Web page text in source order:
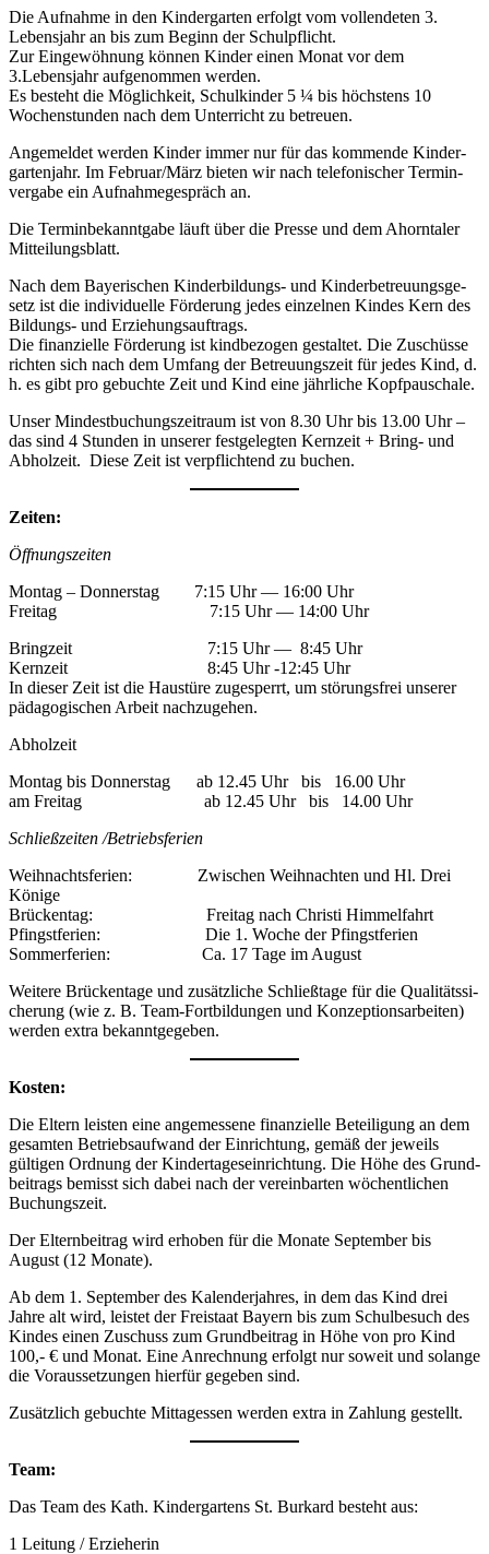
Die Aufnahme in den Kinder­garten erfolgt vom voll­endeten 3.
Lebens­jahr an bis zum Beginn der Schul­pflicht.
Zur Einge­wöh­nung können Kinder einen Monat vor dem
3.Lebensjahr aufge­nommen werden.
Es besteht die Möglich­keit, Schul­kinder 5 ¼ bis höchs­tens 10
Wochen­stunden nach dem Unter­richt zu betreuen.
Ange­meldet werden Kinder immer nur für das kommende Kinder­
gar­ten­jahr. Im Februar/März bieten wir nach tele­fo­ni­scher Termin­
ver­gabe ein Aufnah­me­ge­spräch an.
Die Termin­be­kannt­gabe läuft über die Presse und dem Ahorn­taler
Mitteilungsblatt.
Nach dem Baye­ri­schen Kinder­bil­dungs- und Kinder­be­treu­ungs­ge­
setz ist die indi­vi­du­elle Förde­rung jedes einzelnen Kindes Kern des
Bildungs- und Erzie­hungs­auf­trags.
Die finan­zi­elle Förde­rung ist kind­be­zogen gestaltet. Die Zuschüsse
richten sich nach dem Umfang der Betreu­ungs­zeit für jedes Kind, d.
h. es gibt pro gebuchte Zeit und Kind eine jähr­liche Kopfpauschale.
Unser Mindest­bu­chungs­zeit­raum ist von 8.30 Uhr bis 13.00 Uhr –
das sind 4 Stunden in unserer fest­ge­legten Kern­zeit + Bring- und
Abhol­zeit. Diese Zeit ist verpflich­tend zu buchen.
Zeiten:
Öffnungs­zeiten
Montag – Donnerstag 7:15 Uhr — 16:00 Uhr
Freitag 7:15 Uhr — 14:00 Uhr
Bring­zeit 7:15 Uhr — 8:45 Uhr
Kern­zeit 8:45 Uhr ‑12:45 Uhr
In dieser Zeit ist die Haus­türe zuge­sperrt, um störungs­frei unserer
pädago­gi­schen Arbeit nachzugehen.
Abhol­zeit
Montag bis Donnerstag ab 12.45 Uhr bis 16.00 Uhr
am Freitag ab 12.45 Uhr bis 14.00 Uhr
Schließ­zeiten /Betriebsferien
Weih­nachts­fe­rien: Zwischen Weih­nachten und Hl. Drei
Könige
Brückentag: Freitag nach Christi Himmel­fahrt
Pfingst­fe­rien: Die 1. Woche der Pfingst­fe­rien
Sommer­fe­rien: Ca. 17 Tage im August
Weitere Brücken­tage und zusätz­liche Schließ­tage für die Quali­täts­si­
che­rung (wie z. B. Team-Fort­bil­dungen und Konzep­ti­ons­ar­beiten)
werden extra bekanntgegeben.
Kosten:
Die Eltern leisten eine ange­mes­sene finan­zi­elle Betei­li­gung an dem
gesamten Betriebs­auf­wand der Einrich­tung, gemäß der jeweils
gültigen Ordnung der Kinder­ta­ges­ein­rich­tung. Die Höhe des Grund­
bei­trags bemisst sich dabei nach der verein­barten wöchent­li­chen
Buchungszeit.
Der Eltern­bei­trag wird erhoben für die Monate September bis
August (12 Monate).
Ab dem 1. September des Kalen­der­jahres, in dem das Kind drei
Jahre alt wird, leistet der Frei­staat Bayern bis zum Schul­be­such des
Kindes einen Zuschuss zum Grund­bei­trag in Höhe von pro Kind
100,- € und Monat. Eine Anrech­nung erfolgt nur soweit und solange
die Voraus­set­zungen hierfür gegeben sind.
Zusätz­lich gebuchte Mittag­essen werden extra in Zahlung gestellt.
Team:
Das Team des Kath. Kinder­gar­tens St. Burkard besteht aus:
1 Leitung / Erzieherin